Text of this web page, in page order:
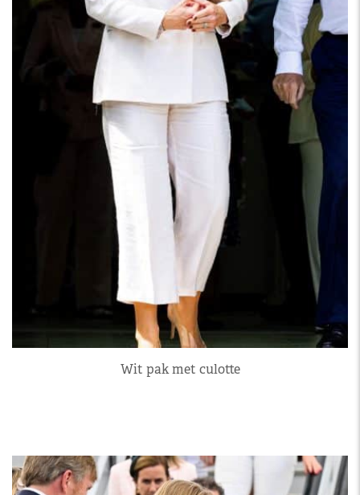
Wit pak met culotte